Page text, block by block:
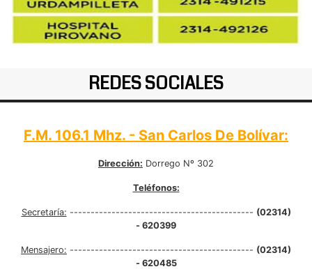
REDES SOCIALES
F.M. 106.1 Mhz. - San Carlos De Bolívar:
Dirección: Dorrego Nº 302
Teléfonos:
Secretaría: -------------------------------------------- (02314)
- 620399
Mensajero: -------------------------------------------- (02314)
- 620485